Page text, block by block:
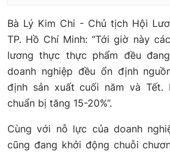
Bà Lý Kim Chi - Chủ tịch Hội
TP. Hồ Chí Minh: “Tới giờ này
lương thực thực phẩm đều
doanh nghiệp đều ổn định
định sản xuất cuối năm và Tết.
chuẩn bị tăng 15-20%”.
Cùng với nỗ lực của doanh
cũng đang khởi động chuỗi